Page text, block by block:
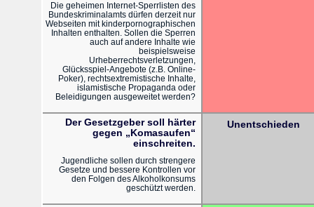
Die geheimen Internet-Sperrlisten des
Bundeskriminalamts dürfen derzeit nur
Webseiten mit kinderpornographischen
Inhalten enthalten. Sollen die Sperren
auch auf andere Inhalte wie
beispielsweise
Urheberrechtsverletzungen,
Glücksspiel-Angebote (z.B. Online-
Poker), rechtsextremistische Inhalte,
islamistische Propaganda oder
Beleidigungen ausgeweitet werden?
Der Gesetzgeber soll härter
gegen „Komasaufen“
einschreiten.
Jugendliche sollen durch strengere
Gesetze und bessere Kontrollen vor
den Folgen des Alkoholkonsums
geschützt werden.
Unentschieden